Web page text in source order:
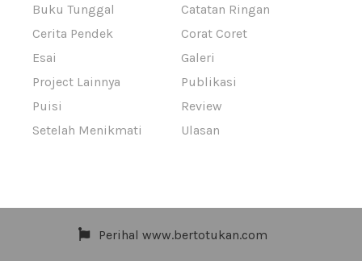
Buku Tunggal
Catatan Ringan
Cerita Pendek
Corat Coret
Esai
Galeri
Project Lainnya
Publikasi
Puisi
Review
Setelah Menikmati
Ulasan
Perihal www.bertotukan.com